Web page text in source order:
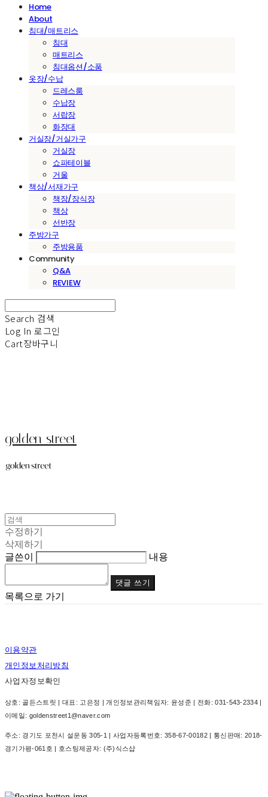
Home
About
침대/매트리스
침대
매트리스
침대옵션/소품
옷장/수납
드레스룸
수납장
서랍장
화장대
거실장/거실가구
거실장
쇼파테이블
거울
책상/서재가구
책장/장식장
책상
선반장
주방가구
주방용품
Community
Q&A
REVIEW
Search 검색
Log In 로그인
Cart장바구니
golden street
수정하기
삭제하기
글쓴이
내용
댓글 쓰기
목록으로 가기
이용약관
개인정보처리방침
사업자정보확인
상호: 골든스트릿 | 대표: 고은정 | 개인정보관리책임자: 윤성준 | 전화: 031-543-2334 |
이메일: goldenstreet1@naver.com
주소: 경기도 포천시 설운동 305-1 | 사업자등록번호: 358-67-00182| 통신판매: 2018-
경기가평-061호 | 호스팅제공자: (주)식스샵